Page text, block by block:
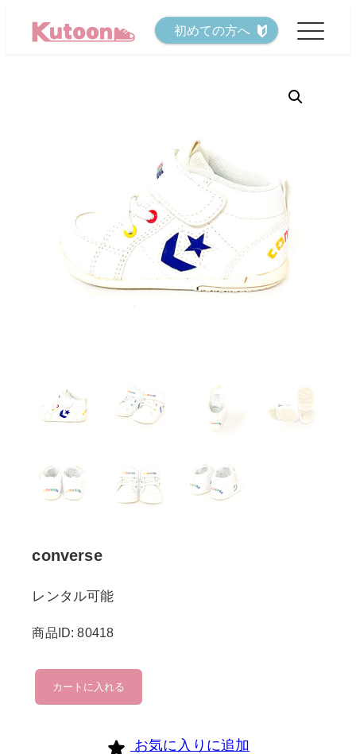
初めての方へ
converse
レンタル可能
商品ID: 80418
converse
個
カートに入れる
お気に入りに追加